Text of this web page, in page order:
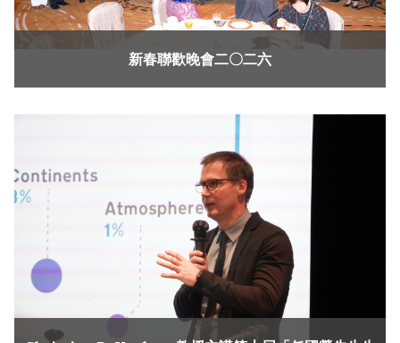
新春聯歡晚會二〇二六